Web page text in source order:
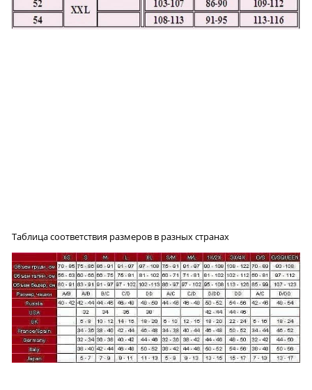
Таблица соответствия размеров в разных странах